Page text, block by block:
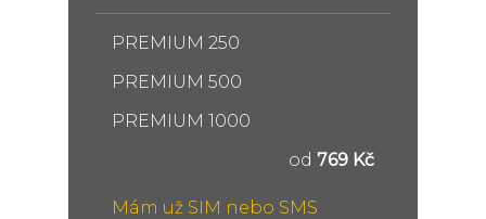
PREMIUM 250
PREMIUM 500
PREMIUM 1000
od 769 Kč
Mám už SIM nebo SMS